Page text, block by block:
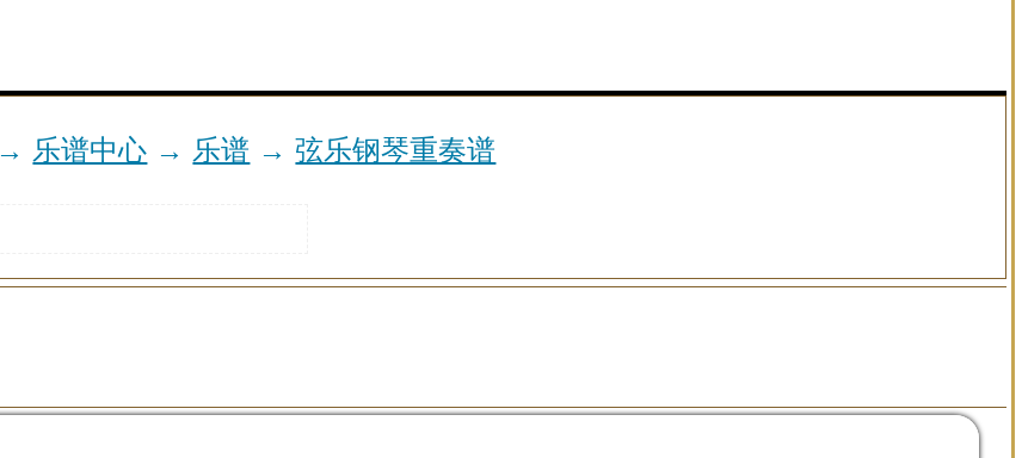
→ 乐谱中心 → 乐谱 →弦乐钢琴重奏谱